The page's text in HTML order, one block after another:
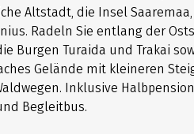
Altstadt, die Insel
Radeln Sie entlang der
Burgen Turaida und Trakai
Gelände mit kleineren
Inklusive
Begleitbus.